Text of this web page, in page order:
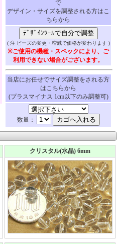
で
デザイン・サイズを調整される方はこ
ちらから
( 注 ビーズの変更・増減で価格が変わります )
※ご使用の機種・スペックにより、ご
利用できない場合がございます。
当店にお任せでサイズ調整をされる方
はこちらから
(プラスマイナス 1cm以下のみ調整可)
数量：
クリスタル(水晶) 6mm